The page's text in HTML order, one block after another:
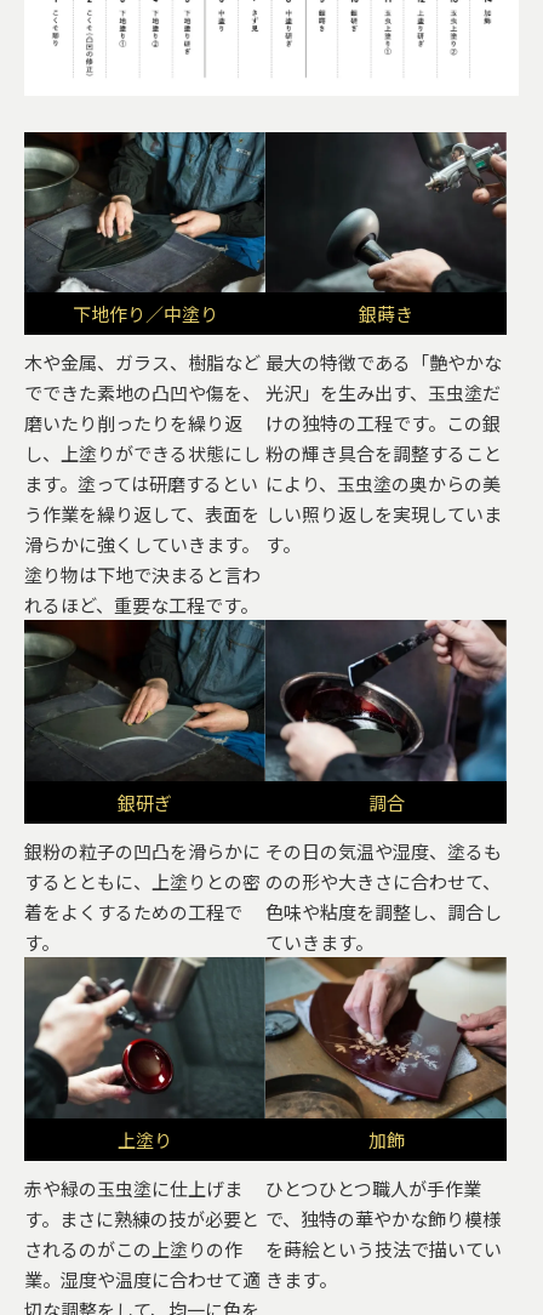
下地作り／中塗り
木や金属、ガラス、樹脂など
でできた素地の凸凹や傷を、
磨いたり削ったりを繰り返
し、上塗りができる状態にし
ます。塗っては研磨するとい
う作業を繰り返して、表面を
滑らかに強くしていきます。
塗り物は下地で決まると言わ
れるほど、重要な工程です。
銀蒔き
最大の特徴である「艶やかな
光沢」を生み出す、玉虫塗だ
けの独特の工程です。この銀
粉の輝き具合を調整すること
により、玉虫塗の奥からの美
しい照り返しを実現していま
す。
銀研ぎ
銀粉の粒子の凹凸を滑らかに
するとともに、上塗りとの密
着をよくするための工程で
す。
調合
その日の気温や湿度、塗るも
のの形や大きさに合わせて、
色味や粘度を調整し、調合し
ていきます。
上塗り
赤や緑の玉虫塗に仕上げま
す。まさに熟練の技が必要と
されるのがこの上塗りの作
業。湿度や温度に合わせて適
切な調整をして、均一に色を
加飾
ひとつひとつ職人が手作業
で、独特の華やかな飾り模様
を蒔絵という技法で描いてい
きます。